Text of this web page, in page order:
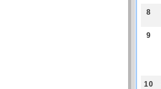
8
9
10